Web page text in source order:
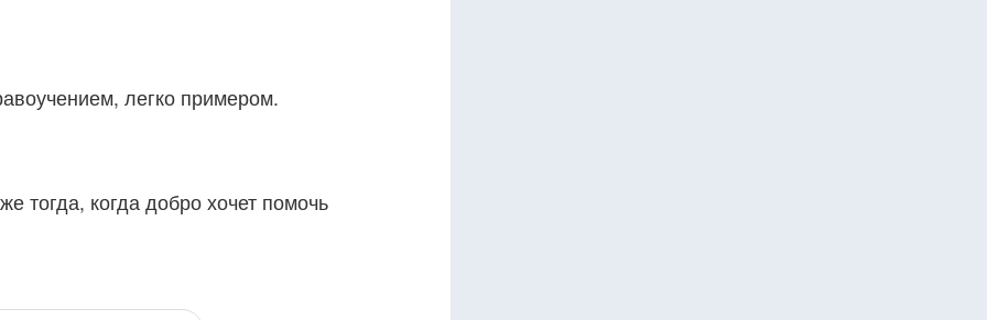
легко примером.
тогда, когда добро хочет помочь